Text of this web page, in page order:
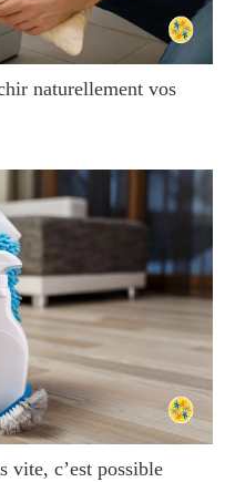
naturellement vos
vite, c’est possible